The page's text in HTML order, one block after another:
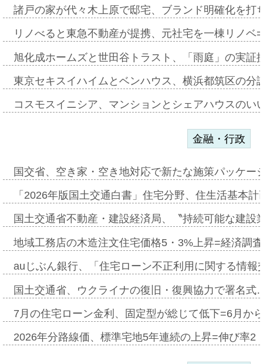
諸戸の家が代々木上原で邸宅、ブランド明確化を
リノべると東急不動産が提携、元社宅を一棟リノ
旭化成ホームズと世田谷トラスト、「雨庭」の実
東京セキスイハイムとベンハウス、横浜都筑区の
コスモスイニシア、マンションとシェアハウスの
金融・行政
国交省、空き家・空き地対応で新たな施策パッケ
「2026年版国土交通白書」住宅分野、住生活基本
国土交通省不動産・建設経済局、〝持続可能な建
地域工務店の木造注文住宅価格5・3%上昇=経済調
auじぶん銀行、「住宅ローン不正利用に関する情
国土交通省、ウクライナの復旧・復興協力で署名
7月の住宅ローン金利、固定型が総じて低下=6月か
2026年分路線価、標準宅地5年連続の上昇=伸び率